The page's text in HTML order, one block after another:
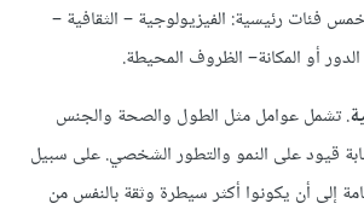
فئات رئيسية: الفيزيولوجية – الثقافية –
أو المكانة– الظروف المحيطة.
. تشمل عوامل مثل الطول والصحة والجنس
قيود على النمو والتطور الشخصي. على سبيل
إلى أن يكونوا أكثر سيطرة وثقة بالنفس من